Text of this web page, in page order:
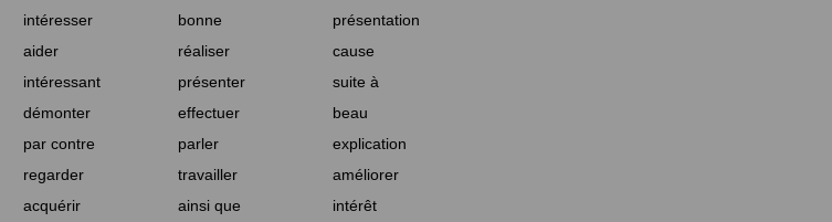
intéresser bonne
présentation
aider réaliser
cause
intéressant présenter
suite à
démonter effectuer
beau
par contre parler
explication
regarder travailler
améliorer
acquérir ainsi que intérêt